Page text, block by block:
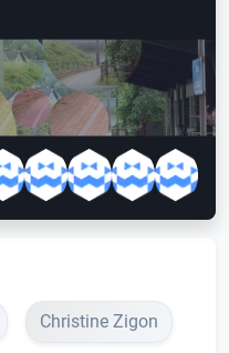
Christine Zigon